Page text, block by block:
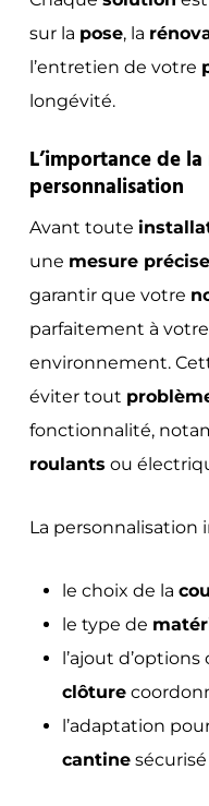
sur la pose, la
l’entretien de votre
longévité.
L’importance de
personnalisation
Avant toute
une mesure précise
garantir que votre
parfaitement à
environnement.
éviter tout
fonctionnalité,
roulants ou
La personnalisation
le choix de la
le type de
l’ajout
clôture
l’adaptation
cantinesécurisé